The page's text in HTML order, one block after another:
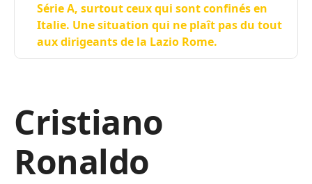
Série A, surtout ceux qui sont confinés en
Italie. Une situation qui ne plaît pas du tout
aux dirigeants de la Lazio Rome.
Cristiano
Ronaldo